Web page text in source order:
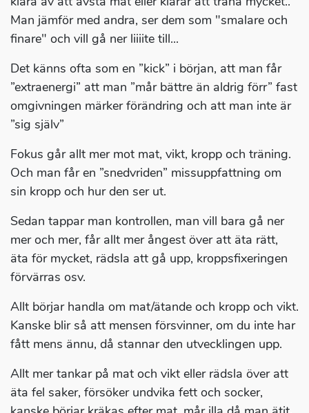
Man jämför med andra, ser dem som "smalare och
finare" och vill gå ner liiiite till...
Det känns ofta som en ”kick” i början, att man får
”extraenergi” att man ”mår bättre än aldrig förr” fast
omgivningen märker förändring och att man inte är
”sig själv”
Fokus går allt mer mot mat, vikt, kropp och träning.
Och man får en ”snedvriden” missuppfattning om
sin kropp och hur den ser ut.
Sedan tappar man kontrollen, man vill bara gå ner
mer och mer, får allt mer ångest över att äta rätt,
äta för mycket, rädsla att gå upp, kroppsfixeringen
förvärras osv.
Allt börjar handla om mat/ätande och kropp och vikt.
Kanske blir så att mensen försvinner, om du inte har
fått mens ännu, då stannar den utvecklingen upp.
Allt mer tankar på mat och vikt eller rädsla över att
äta fel saker, försöker undvika fett och socker,